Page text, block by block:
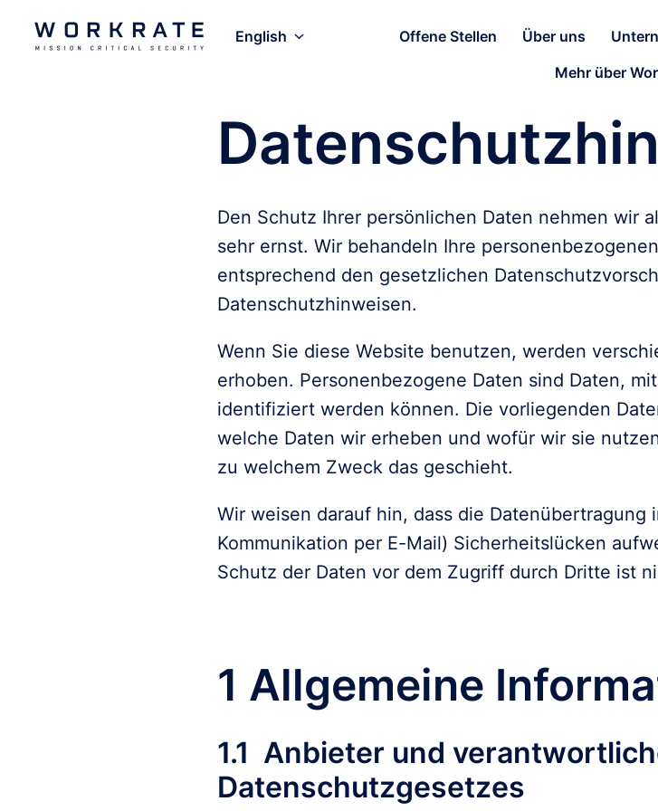
contentHomepage
English Offene Stellen Über uns
Mehr über
Den Schutz Ihrer persönlichen Daten nehmen wir
sehr ernst. Wir behandeln Ihre
entsprechend den gesetzlichen
Datenschutzhinweisen.
Wenn Sie diese Website benutzen, werden
erhoben. Personenbezogene Daten sind Daten,
identifiziert werden können. Die vorliegenden
welche Daten wir erheben und wofür wir sie
zu welchem Zweck das geschieht.
Wir weisen darauf hin, dass die Datenübertragung
Kommunikation per E-Mail) Sicherheitslücken
Schutz der Daten vor dem Zugriff durch Dritte ist
1 Allgemeine
1.1  Anbieter und
Datenschutzgesetzes